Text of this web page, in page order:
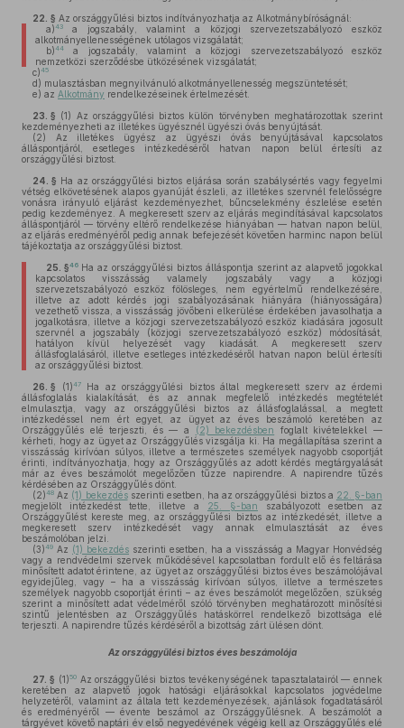
22. § Az országgyűlési biztos indítványozhatja az Alkotmánybíróságnál:
a)43a jogszabály, valamint a közjogi szervezetszabályozó eszköz
alkotmányellenességének utólagos vizsgálatát;
b)44a jogszabály, valamint a közjogi szervezetszabályozó eszköz
nemzetközi szerződésbe ütközésének vizsgálatát;
c)45
d) mulasztásban megnyilvánuló alkotmányellenesség megszüntetését;
e) az Alkotmány rendelkezéseinek értelmezését.
23. § (1) Az országgyűlési biztos külön törvényben meghatározottak szerint
kezdeményezheti az illetékes ügyésznél ügyészi óvás benyújtását.
(2) Az illetékes ügyész az ügyészi óvás benyújtásával kapcsolatos
álláspontjáról, esetleges intézkedéséről hatvan napon belül értesíti az
országgyűlési biztost.
24. § Ha az országgyűlési biztos eljárása során szabálysértés vagy fegyelmi
vétség elkövetésének alapos gyanúját észleli, az illetékes szervnél felelősségre
vonásra irányuló eljárást kezdeményezhet, bűncselekmény észlelése esetén
pedig kezdeményez. A megkeresett szerv az eljárás megindításával kapcsolatos
álláspontjáról — törvény eltérő rendelkezése hiányában — hatvan napon belül,
az eljárás eredményéről pedig annak befejezését követően harminc napon belül
tájékoztatja az országgyűlési biztost.
25. §46 Ha az országgyűlési biztos álláspontja szerint az alapvető jogokkal
kapcsolatos visszásság valamely jogszabály vagy a közjogi
szervezetszabályozó eszköz fölösleges, nem egyértelmű rendelkezésére,
illetve az adott kérdés jogi szabályozásának hiányára (hiányosságára)
vezethető vissza, a visszásság jövőbeni elkerülése érdekében javasolhatja a
jogalkotásra, illetve a közjogi szervezetszabályozó eszköz kiadására jogosult
szervnél a jogszabály (közjogi szervezetszabályozó eszköz) módosítását,
hatályon kívül helyezését vagy kiadását. A megkeresett szerv
állásfoglalásáról, illetve esetleges intézkedéséről hatvan napon belül értesíti
az országgyűlési biztost.
26. § (1)47Ha az országgyűlési biztos által megkeresett szerv az érdemi
állásfoglalás kialakítását, és az annak megfelelő intézkedés megtételét
elmulasztja, vagy az országgyűlési biztos az állásfoglalással, a megtett
intézkedéssel nem ért egyet, az ügyet az éves beszámoló keretében az
Országgyűlés elé terjeszti, és — a
(2) bekezdésben
foglalt kivételekkel —
kérheti, hogy az ügyet az Országgyűlés vizsgálja ki. Ha megállapítása szerint a
visszásság kirívóan súlyos, illetve a természetes személyek nagyobb csoportját
érinti, indítványozhatja, hogy az Országgyűlés az adott kérdés megtárgyalását
már az éves beszámolót megelőzően tűzze napirendre. A napirendre tűzés
kérdésében az Országgyűlés dönt.
(2)48 Az (1) bekezdésszerinti esetben, ha az országgyűlési biztos a 22. §-ban
megjelölt intézkedést tette, illetve a 25. §-ban szabályozott esetben az
Országgyűlést kereste meg, az országgyűlési biztos az intézkedését, illetve a
megkeresett szerv intézkedését vagy annak elmulasztását az éves
beszámolóban jelzi.
(3)49 Az (1) bekezdés szerinti esetben, ha a visszásság a Magyar Honvédség
vagy a rendvédelmi szervek működésével kapcsolatban fordult elő és feltárása
minősített adatot érintene, az ügyet az országgyűlési biztos éves beszámolójával
egyidejűleg, vagy – ha a visszásság kirívóan súlyos, illetve a természetes
személyek nagyobb csoportját érinti – az éves beszámolót megelőzően, szükség
szerint a minősített adat védelméről szóló törvényben meghatározott minősítési
szintű jelentésben az Országgyűlés hatáskörrel rendelkező bizottsága elé
terjeszti. A napirendre tűzés kérdéséről a bizottság zárt ülésen dönt.
Az országgyűlési biztos éves beszámolója
27. § (1)50Az országgyűlési biztos tevékenységének tapasztalatairól — ennek
keretében az alapvető jogok hatósági eljárásokkal kapcsolatos jogvédelme
helyzetéről, valamint az általa tett kezdeményezések, ajánlások fogadtatásáról
és eredményéről — évente beszámol az Országgyűlésnek. A beszámolót a
tárgyévet követő naptári év első negyedévének végéig kell az Országgyűlés elé